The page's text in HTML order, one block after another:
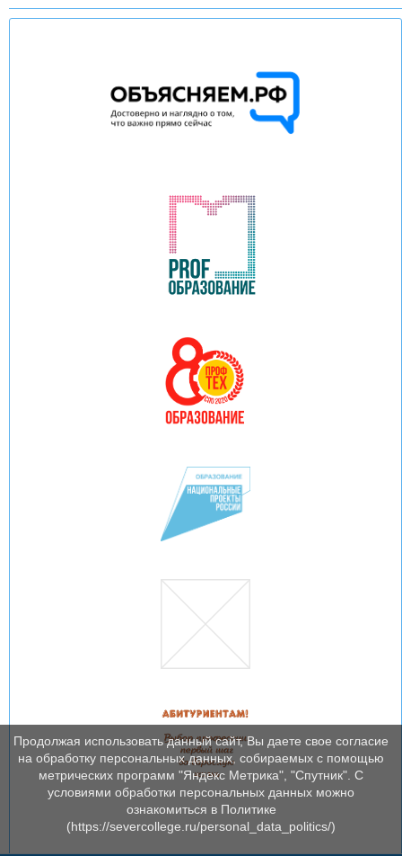
Продолжая использовать данный сайт, Вы даете свое согласие
на обработку персональных данных, собираемых с помощью
метрических программ "Яндекс Метрика", "Спутник". С
условиями обработки персональных данных можно
ознакомиться в Политике
(https://severcollege.ru/personal_data_politics/)